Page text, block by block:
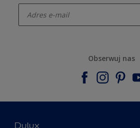
Obserwuj nas
Dulux